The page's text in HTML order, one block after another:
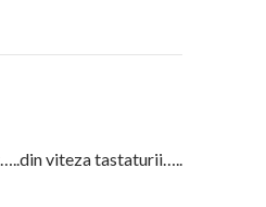
viteza tastaturii…..